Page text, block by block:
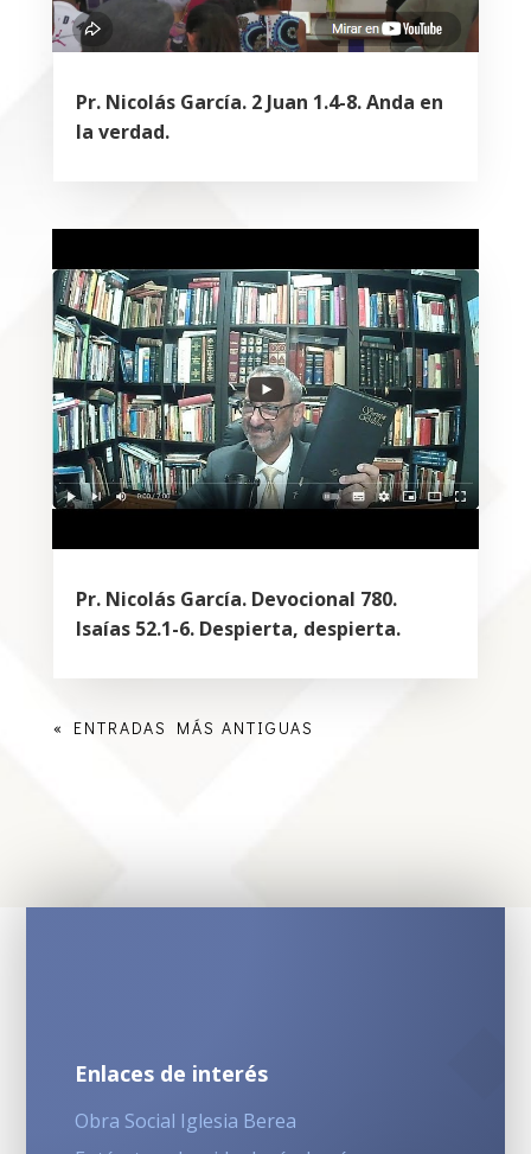
Pr. Nicolás García. 2 Juan 1.4-8. Anda en
la verdad.
Pr. Nicolás García. Devocional 780.
Isaías 52.1-6. Despierta, despierta.
« ENTRADAS MÁS ANTIGUAS
Enlaces de interés
Obra Social Iglesia Berea